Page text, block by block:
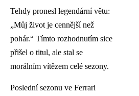
Tehdy pronesl legendární větu:
„Můj život je cennější než
pohár.“ Tímto rozhodnutím sice
přišel o titul, ale stal se
morálním vítězem celé sezony.
Poslední sezonu ve Ferrari